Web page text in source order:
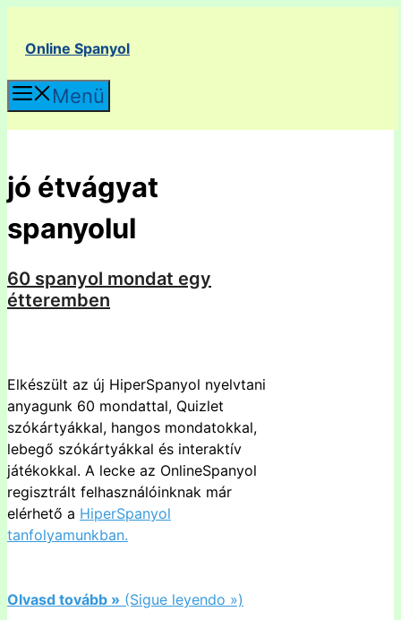
tartalomba
Online Spanyol
Menü
jó étvágyat
spanyolul
60 spanyol mondat egy
étteremben
Elkészült az új HiperSpanyol nyelvtani
anyagunk 60 mondattal, Quizlet
szókártyákkal, hangos mondatokkal,
lebegő szókártyákkal és interaktív
játékokkal. A lecke az OnlineSpanyol
regisztrált felhasználóinknak már
elérhető a HiperSpanyol
tanfolyamunkban.
Olvasd tovább » (Sigue leyendo »)